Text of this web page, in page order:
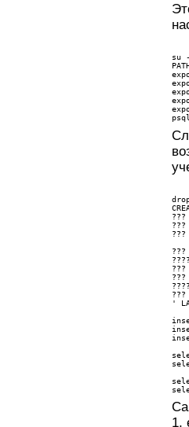
su
psql
???
???
???
???
???
???
???
'
1,